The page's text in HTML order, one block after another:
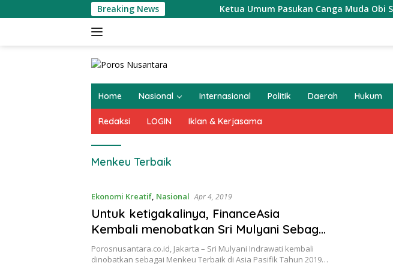
ke
Breaking News Ketua Umum Pasukan Canga Muda Obi
Home Nasional Internasional Politik Daerah Hukum
Redaksi LOGIN Iklan & Kerjasama
Menkeu Terbaik
Ekonomi Kreatif, Nasional Apr 4, 2019
Untuk ketigakalinya, FinanceAsia
Kembali menobatkan Sri Mulyani Sebagai
Menkeu Terbaik se-Asia Pasifik
Porosnusantara.co.id, Jakarta – Sri Mulyani Indrawati kembali
dinobatkan sebagai Menkeu Terbaik di Asia Pasifik Tahun 2019…